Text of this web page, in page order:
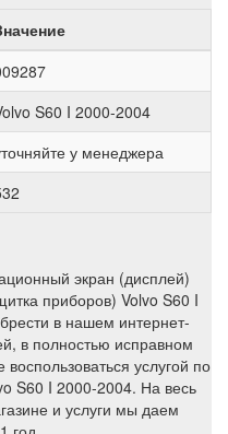
S60 I 2000-2004
у менеджера
экран (дисплей)
приборов) Volvo S60 I
в нашем интернет-
в полностью исправном
услугой по
S60 I 2000-2004. На весь
и услуги мы даем